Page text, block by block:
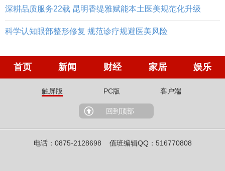
深耕品质服务22载 昆明香缇雅赋能本土医美规范化升级
科学认知眼部整形修复 规范诊疗规避医美风险
首页 新闻 财经 家居 娱乐
触屏版 PC版 客户端
回到顶部
电话：0875-2128698 值班编辑QQ：516770808